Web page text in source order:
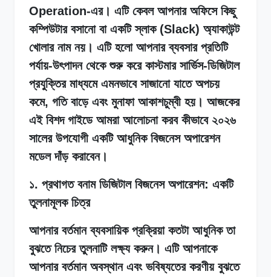
Operation-এর। এটি কেবল আপনার অফিসে কিছু
কম্পিউটার বসানো বা একটি স্লাক (Slack) অ্যাকাউন্ট
খোলার নাম নয়। এটি হলো আপনার ব্যবসার প্রতিটি
পর্যায়-উৎপাদন থেকে শুরু করে কাস্টমার সার্ভিস-ডিজিটাল
প্রযুক্তির মাধ্যমে এমনভাবে সাজানো যাতে অপচয়
কমে, গতি বাড়ে এবং মুনাফা আকাশচুম্বী হয়। আজকের
এই বিশদ গাইডে আমরা আলোচনা করব কীভাবে ২০২৬
সালের উপযোগী একটি আধুনিক বিজনেস অপারেশন
মডেল দাঁড় করাবেন।
১. প্রথাগত বনাম ডিজিটাল বিজনেস অপারেশন: একটি
তুলনামূলক চিত্র
আপনার বর্তমান ব্যবসায়িক প্রক্রিয়া কতটা আধুনিক তা
বুঝতে নিচের তুলনাটি লক্ষ্য করুন। এটি আপনাকে
আপনার বর্তমান অবস্থান এবং ভবিষ্যতের করণীয় বুঝতে